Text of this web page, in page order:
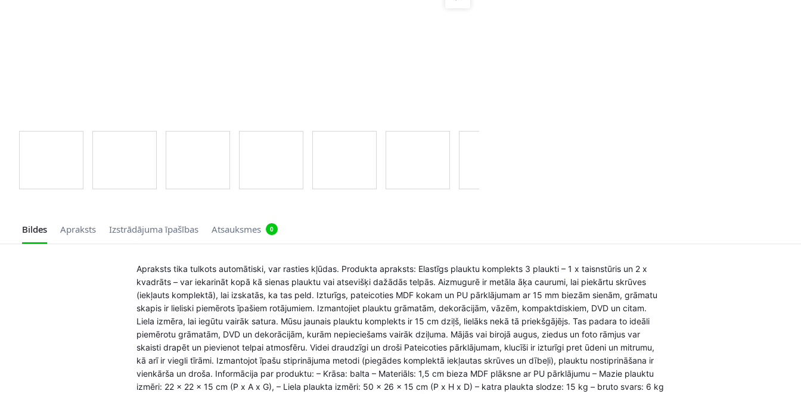
Bildes Apraksts Izstrādājuma īpašības Atsauksmes 0
Apraksts tika tulkots automātiski, var rasties kļūdas. Produkta apraksts: Elastīgs plauktu komplekts 3 plaukti – 1 x taisnstūris un 2 x
kvadrāts – var iekarināt kopā kā sienas plauktu vai atsevišķi dažādās telpās. Aizmugurē ir metāla āķa caurumi, lai piekārtu skrūves
(iekļauts komplektā), lai izskatās, ka tas peld. Izturīgs, pateicoties MDF kokam un PU pārklājumam ar 15 mm biezām sienām, grāmatu
skapis ir lieliski piemērots īpašiem rotājumiem. Izmantojiet plauktu grāmatām, dekorācijām, vāzēm, kompaktdiskiem, DVD un citam.
Liela izmēra, lai iegūtu vairāk satura. Mūsu jaunais plauktu komplekts ir 15 cm dziļš, lielāks nekā tā priekšgājējs. Tas padara to ideāli
piemērotu grāmatām, DVD un dekorācijām, kurām nepieciešams vairāk dziļuma. Mājās vai birojā augus, ziedus un foto rāmjus var
skaisti drapēt un pievienot telpai atmosfēru. Videi draudzīgi un droši Pateicoties pārklājumam, klucīši ir izturīgi pret ūdeni un mitrumu,
kā arī ir viegli tīrāmi. Izmantojot īpašu stiprinājuma metodi (piegādes komplektā iekļautas skrūves un dībeļi), plauktu nostiprināšana ir
vienkārša un droša. Informācija par produktu: – Krāsa: balta – Materiāls: 1,5 cm bieza MDF plāksne ar PU pārklājumu – Mazie plauktu
izmēri: 22 x 22 x 15 cm (P x A x G), – Liela plaukta izmēri: 50 x 26 x 15 cm (P x H x D) – katra plaukta slodze: 15 kg – bruto svars: 6 kg